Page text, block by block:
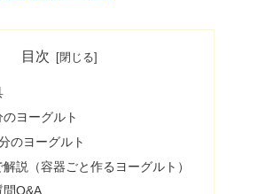
目次
ヨーグルト
のヨーグルト
説（容器ごと作るヨーグルト）
問Q&A